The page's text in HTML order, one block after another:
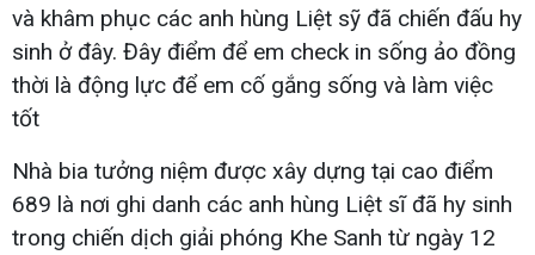
và khâm phục các anh hùng Liệt sỹ đã chiến đấu hy
sinh ở đây. Đây điểm để em check in sống ảo đồng
thời là động lực để em cố gắng sống và làm việc
tốt
Nhà bia tưởng niệm được xây dựng tại cao điểm
689 là nơi ghi danh các anh hùng Liệt sĩ đã hy sinh
trong chiến dịch giải phóng Khe Sanh từ ngày 12